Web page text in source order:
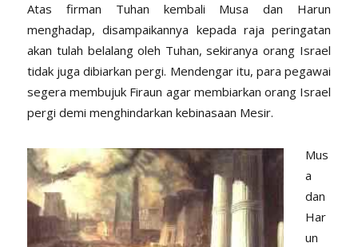
Atas firman Tuhan kembali Musa dan Harun
menghadap, disampaikannya kepada raja peringatan
akan tulah belalang oleh Tuhan, sekiranya orang Israel
tidak juga dibiarkan pergi. Mendengar itu, para pegawai
segera membujuk Firaun agar membiarkan orang Israel
pergi demi menghindarkan kebinasaan Mesir.
Mus
a
dan
Har
un